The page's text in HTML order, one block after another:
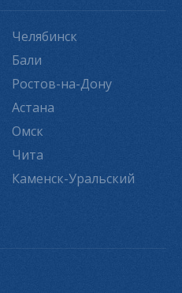
Челябинск
Бали
Ростов-на-Дону
Астана
Омск
Чита
Каменск-Уральский